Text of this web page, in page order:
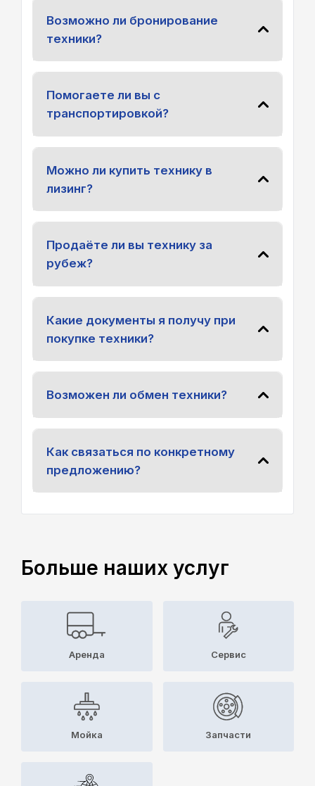
Возможно ли бронирование
техники?
Помогаете ли вы с
транспортировкой?
Можно ли купить технику в
лизинг?
Продаёте ли вы технику за
рубеж?
Какие документы я получу при
покупке техники?
Возможен ли обмен техники?
Как связаться по конкретному
предложению?
Больше наших услуг
Аренда Cервис
Мойка Запчасти